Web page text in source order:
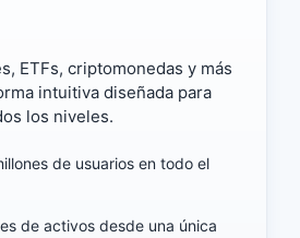
ETFs, criptomonedas y más
intuitiva diseñada para
los niveles.
de usuarios en todo el
de activos desde una única